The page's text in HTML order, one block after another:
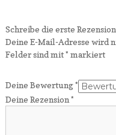
Schreibe die erste
Deine E-Mail-Adresse wird
Felder sind mit* markiert
Deine Bewertung*
Deine Rezension *